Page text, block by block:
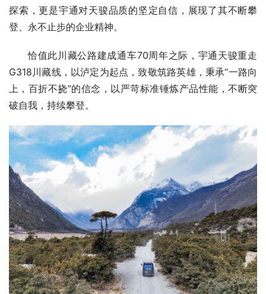
探索，更是宇通对天骏品质的坚定自信，展现了其不断攀
登、永不止步的企业精神。
恰值此川藏公路建成通车70周年之际，宇通天骏重走
G318川藏线，以泸定为起点，致敬筑路英雄，秉承“一路向
上，百折不挠”的信念，以严苛标准锤炼产品性能，不断突
破自我，持续攀登。